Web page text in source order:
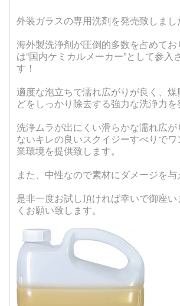
外装ガラスの専用洗剤を発売致しまし
海外製洗浄剤が圧倒的多数を占めて
は“国内ケミカルメーカー”として参入
す！
適度な泡立ちで濡れ広がりが良く、
どをしっかり除去する強力な洗浄力を
洗浄ムラが出にくい滑らかな濡れ広
ないキレの良いスクイジーすべりで
業環境を提供致します。
また、中性なので素材にダメージを与
是非一度お試し頂ければ幸いで御座
くお願い致します。